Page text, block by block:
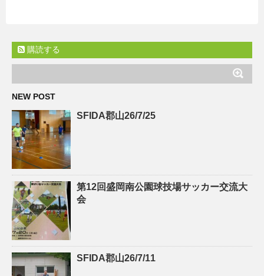
購読する
NEW POST
SFIDA郡山26/7/25
第12回盛岡南公園球技場サッカー交流大
会
SFIDA郡山26/7/11